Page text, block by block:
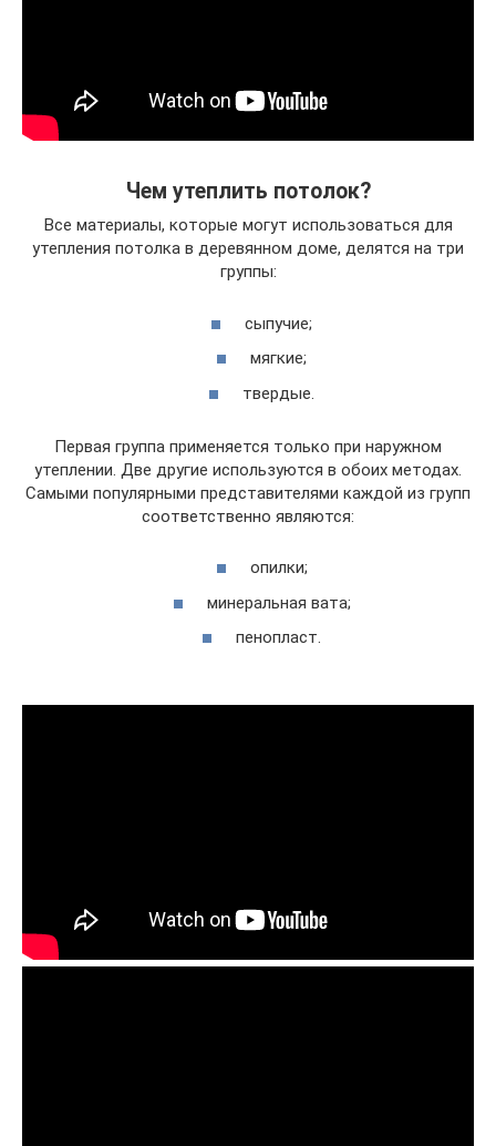
Чем утеплить потолок?
Все материалы, которые могут использоваться для
утепления потолка в деревянном доме, делятся на три
группы:
сыпучие;
мягкие;
твердые.
Первая группа применяется только при наружном
утеплении. Две другие используются в обоих методах.
Самыми популярными представителями каждой из групп
соответственно являются:
опилки;
минеральная вата;
пенопласт.